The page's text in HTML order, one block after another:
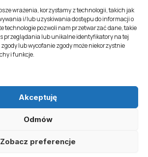
wrażenia, korzystamy z technologii, takich jak
i/lub uzyskiwania dostępu do informacji o
technologie pozwoli nam przetwarzać dane, takie
przeglądania lub unikalne identyfikatory na tej
lub wycofanie zgody może niekorzystnie
i funkcje.
Akceptuję
Odmów
Zobacz preferencje
310 Nowa Sarzyna, woj. podkarpackie
Softres Sp. z o. o.